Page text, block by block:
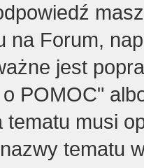
na Forum,
jest
POMOC"
tematu musi
tematu